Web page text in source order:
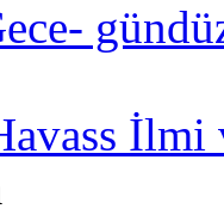
İlmi